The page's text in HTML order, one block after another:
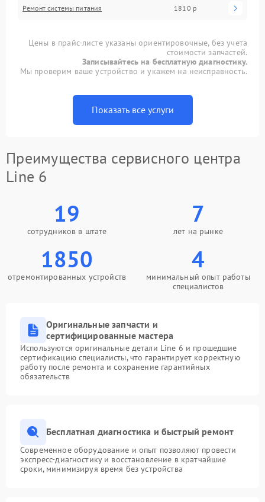
Ремонт системы питания 1810 р
Цены в прайс-листе указаны ориентировочные, без учета
стоимости запчастей.
Записывайтесь на бесплатную диагностику.
Мы проверим ваше устройство и укажем на неисправность.
Показать все услуги
Преимущества сервисного центра
Line 6
19
сотрудников в штате
7
лет на рынке
1850
отремонтированных устройств
4
минимальный опыт работы
специалистов
Оригинальные запчасти и
сертифицированные мастера
Используются оригинальные детали Line 6 и прошедшие
сертификацию специалисты, что гарантирует корректную
работу после ремонта и сохранение гарантийных
обязательств
Бесплатная диагностика и быстрый ремонт
Современное оборудование и опыт позволяют провести
экспресс-диагностику и восстановление в кратчайшие
сроки, минимизируя время без устройства